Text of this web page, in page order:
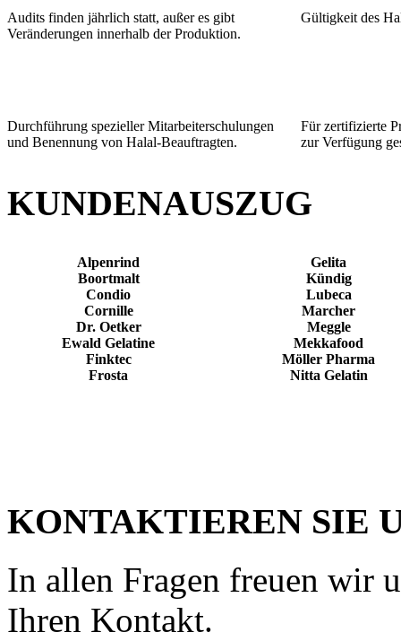
Audits finden jährlich statt, außer es gibt
Veränderungen innerhalb der Produktion.
Gültigkeit des
Durchführung spezieller Mitarbeiterschulungen
und Benennung von Halal-Beauftragten.
Für zertifizierte
zur Verfügung
KUNDENAUSZUG
Alpenrind
Boortmalt
Condio
Cornille
Dr. Oetker
Ewald Gelatine
Finktec
Frosta
Gelita
Kündig
Lubeca
Marcher
Meggle
Mekkafood
Möller Pharma
Nitta Gelatin
KONTAKTIEREN SIE
In allen Fragen freuen wir
Ihren Kontakt.